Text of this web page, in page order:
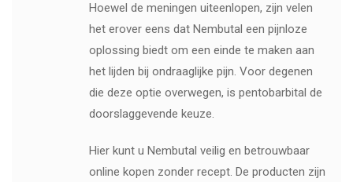
Hoewel de meningen uiteenlopen, zijn velen
het erover eens dat Nembutal een pijnloze
oplossing biedt om een ​​einde te maken aan
het lijden bij ondraaglijke pijn. Voor degenen
die deze optie overwegen, is pentobarbital de
doorslaggevende keuze.
Hier kunt u Nembutal veilig en betrouwbaar
online kopen zonder recept. De producten zijn